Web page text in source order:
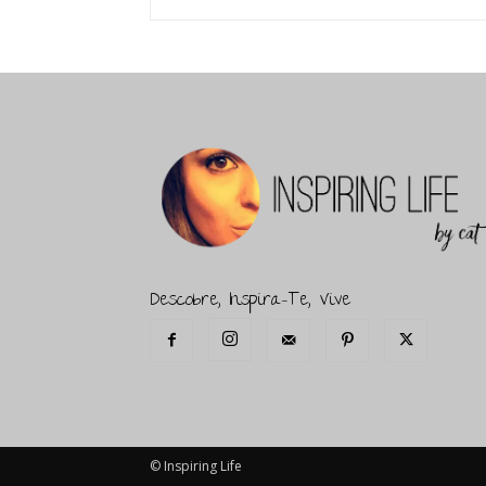
Descobre, Inspira-Te, Vive
© Inspiring Life